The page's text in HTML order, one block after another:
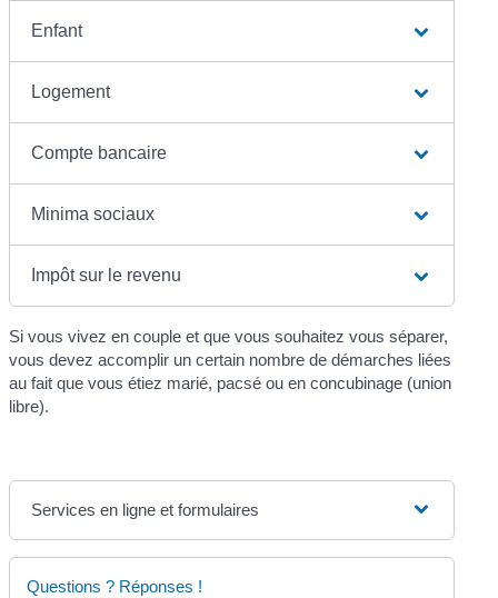
Enfant
Logement
Compte bancaire
Minima sociaux
Impôt sur le revenu
Si vous vivez en couple et que vous souhaitez vous séparer,
vous devez accomplir un certain nombre de démarches liées
au fait que vous étiez marié, pacsé ou en concubinage (union
libre).
Services en ligne et formulaires
Questions ? Réponses !